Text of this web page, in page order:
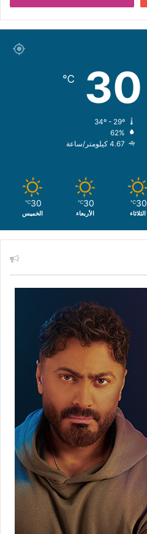
30
℃
62%
4.67 كيلومتر/ساعة
30
℃
الثلاثاء
30
℃
الأربعاء
30
℃
الخميس